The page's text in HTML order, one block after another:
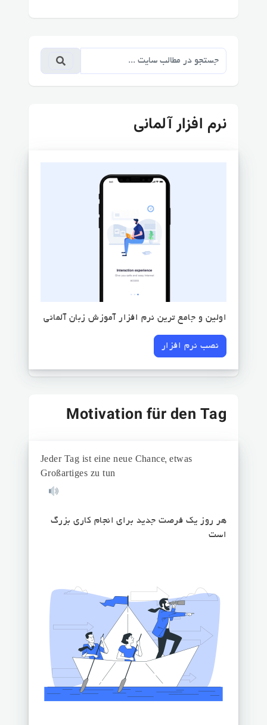
نرم افزار آلمانی
اولین و جامع ترین نرم افزار آموزش زبان آلمانی
نصب نرم افزار
Motivation für den Tag
Jeder Tag ist eine neue Chance, etwas
Großartiges zu tun
هر روز یک فرصت جدید برای انجام کاری بزرگ
است